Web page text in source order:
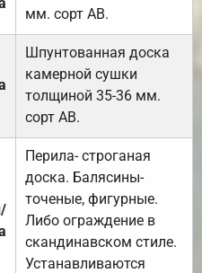
мм. сорт АВ.
Шпунтованная доска
камерной сушки
толщиной 35-36 мм.
сорт АВ.
Перила- строганая
доска. Балясины-
точеные, фигурные.
Либо ограждение в
скандинавском стиле.
Устанавливаются